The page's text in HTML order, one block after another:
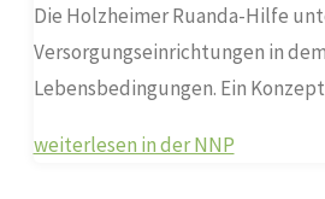
Die Holzheimer Ruanda-Hilfe
Versorgungseinrichtungen in
Lebensbedingungen. Ein
weiterlesen in der NNP